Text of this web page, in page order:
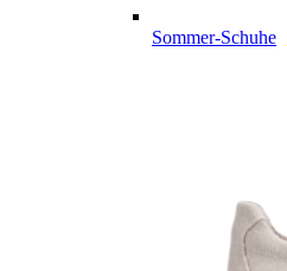
Sommer-Schuhe